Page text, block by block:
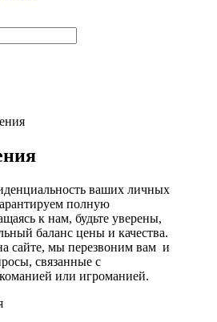
ваших личных
полную
к нам, будьте уверены,
баланс цены и качества.
сайте, мы перезвоним вам и
связанные с
или игроманией.